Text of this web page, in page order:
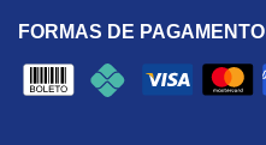
FORMAS DE PAGAMENTO